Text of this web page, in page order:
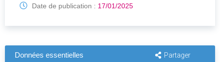
Date de publication : 17/01/2025
Données essentielles Partager